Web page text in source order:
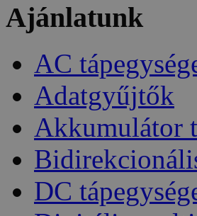
Ajánlatunk
AC
Adatgyűjtők
Akkumulátor
DC